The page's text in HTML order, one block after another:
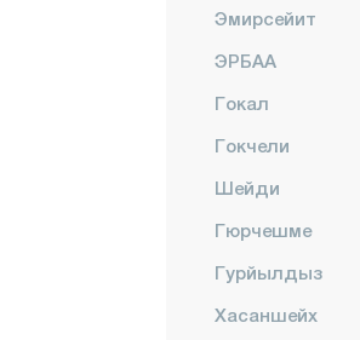
Эмирсейит
ЭРБАА
Гокал
Гокчели
Шейди
Гюрчешме
Гурйылдыз
Хасаншейх